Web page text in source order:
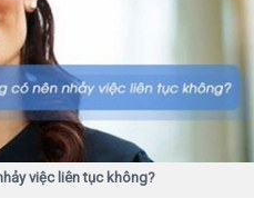
việc liên tục không?